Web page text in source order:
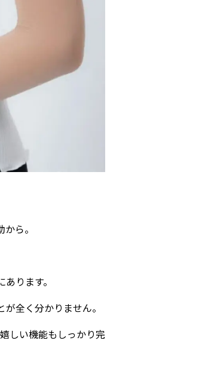
ら。
ります。
全く分かりません。
しい機能もしっかり完